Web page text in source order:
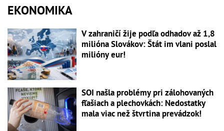
EKONOMIKA
V zahraničí žije podľa odhadov až 1,8
milióna Slovákov: Štát im vlani poslal
milióny eur!
SOI našla problémy pri zálohovaných
fľašiach a plechovkách: Nedostatky
mala viac než štvrtina prevádzok!